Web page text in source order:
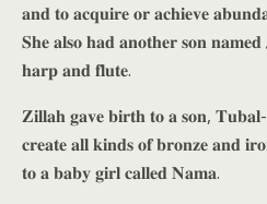
𝐚𝐧𝐝 𝐭𝐨 𝐚𝐜𝐪𝐮𝐢𝐫𝐞 𝐨𝐫 𝐚𝐜𝐡𝐢𝐞𝐯𝐞
𝐒𝐡𝐞 𝐚𝐥𝐬𝐨 𝐡𝐚𝐝 𝐚𝐧𝐨𝐭𝐡𝐞𝐫 𝐬𝐨𝐧
𝐡𝐚𝐫𝐩 𝐚𝐧𝐝 𝐟𝐥𝐮𝐭𝐞.
𝐙𝐢𝐥𝐥𝐚𝐡 𝐠𝐚𝐯𝐞 𝐛𝐢𝐫𝐭𝐡 𝐭𝐨 𝐚 𝐬𝐨𝐧,
𝐜𝐫𝐞𝐚𝐭𝐞 𝐚𝐥𝐥 𝐤𝐢𝐧𝐝𝐬 𝐨𝐟 𝐛𝐫𝐨𝐧𝐳𝐞 𝐚𝐧𝐝
𝐭𝐨 𝐚 𝐛𝐚𝐛𝐲 𝐠𝐢𝐫𝐥 𝐜𝐚𝐥𝐥𝐞𝐝 𝐍𝐚𝐦𝐚.